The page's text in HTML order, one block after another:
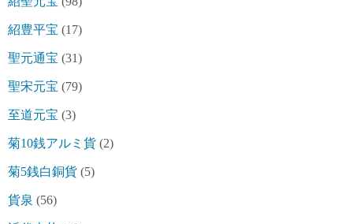
紹豊平宝 (17)
聖元通宝 (31)
聖宋元宝 (79)
至道元宝 (3)
菊10銭アルミ貨 (2)
菊5銭白銅貨 (5)
貨泉 (56)